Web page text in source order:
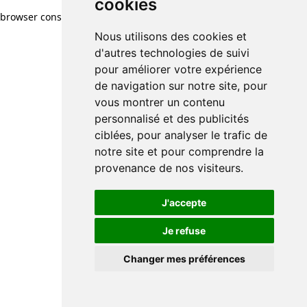
cookies
Nous utilisons des cookies et
d'autres technologies de suivi
pour améliorer votre expérience
de navigation sur notre site, pour
vous montrer un contenu
personnalisé et des publicités
ciblées, pour analyser le trafic de
notre site et pour comprendre la
provenance de nos visiteurs.
J'accepte
Je refuse
Changer mes préférences
browser console for more information)